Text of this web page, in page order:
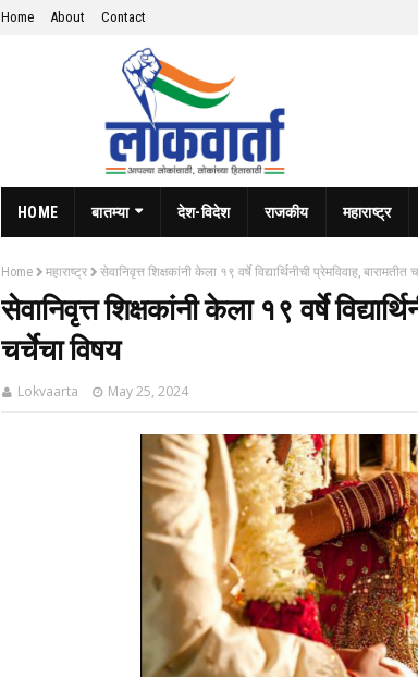
Home About Contact
HOME बातम्या देश-विदेश राजकीय महाराष्ट्र
Home महाराष्ट्र सेवानिवृत्त शिक्षकांनी केला १९ वर्षे विद्यार्थिनीची प्रेमविवाह, बारामतीत
सेवानिवृत्त शिक्षकांनी केला १९ वर्षे
चर्चेचा विषय
Lokvaarta May 25, 2024